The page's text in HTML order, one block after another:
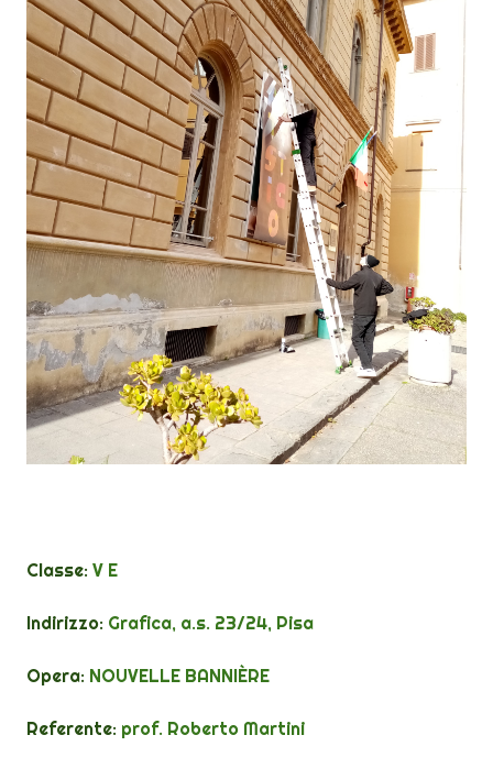
Classe: V E
Indirizzo: Grafica, a.s. 23/24, Pisa
Opera: NOUVELLE BANNIÈRE
Referente: prof. Roberto Martini